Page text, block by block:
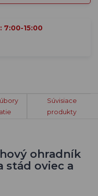
7:00-15:00
Súvisiace
produkty
ohradník
stád oviec a